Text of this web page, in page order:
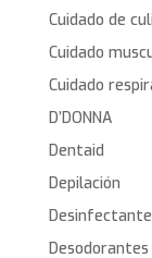
Cuidado de
Cuidado
Cuidado
D’DONNA
Dentaid
Depilación
Desodorantes